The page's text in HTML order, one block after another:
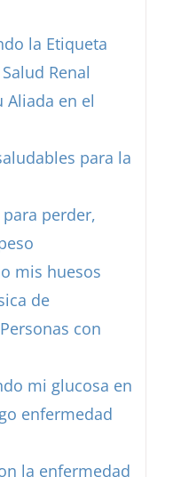
la Etiqueta
Renal
Aliada en el
para la
perder,
mis huesos
de
con
mi glucosa en
enfermedad
la enfermedad